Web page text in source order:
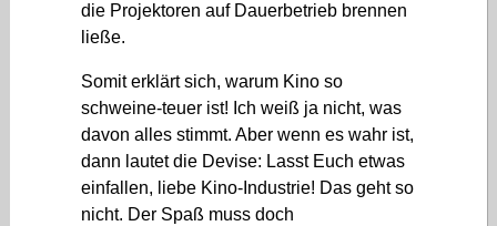
die Projektoren auf Dauerbetrieb brennen
ließe.
Somit erklärt sich, warum Kino so
schweine-teuer ist! Ich weiß ja nicht, was
davon alles stimmt. Aber wenn es wahr ist,
dann lautet die Devise: Lasst Euch etwas
einfallen, liebe Kino-Industrie! Das geht so
nicht. Der Spaß muss doch